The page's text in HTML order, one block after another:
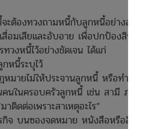
ต้องทวงถามหนี้กับลูกหนี้อย่างสุภาพ
อมเสียและอับอาย เพื่อปกป้องสิทธิ
งหนี้ไว้อย่างชัดเจน ได้แก่
หนี้ระบุไว้
ายไม่ให้ประจานลูกหนี้ หรือทำให้ลูก
นในครอบครัวลูกหนี้ เช่น สามี ภริยา
ดต่อเพราะสาเหตุอะไร”
บนซองจดหมาย หนังสือหรือสื่อใด